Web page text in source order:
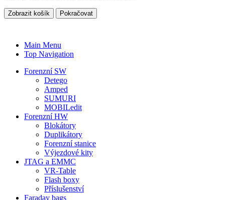
Zobrazit košík Pokračovat
Main Menu
Top Navigation
Forenzní SW
Detego
Amped
SUMURI
MOBILedit
Forenzní HW
Blokátory
Duplikátory
Forenzní stanice
Výjezdové kity
JTAG a EMMC
VR-Table
Flash boxy
Příslušenství
Faraday bags